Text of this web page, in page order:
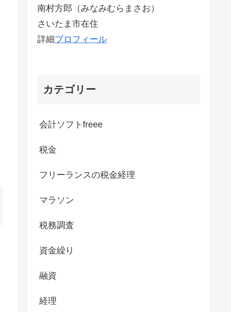
南村方郎（みなみむらまさお）
さいたま市在住
詳細プロフィール
カテゴリー
会計ソフトfreee
税金
フリーランスの税金経理
マラソン
税務調査
資金繰り
融資
経理